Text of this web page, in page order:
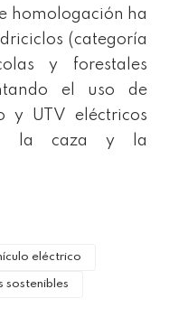
homologación ha
(categoría
y forestales
el uso de
y UTV eléctricos
la caza y la
eléctrico
sostenibles